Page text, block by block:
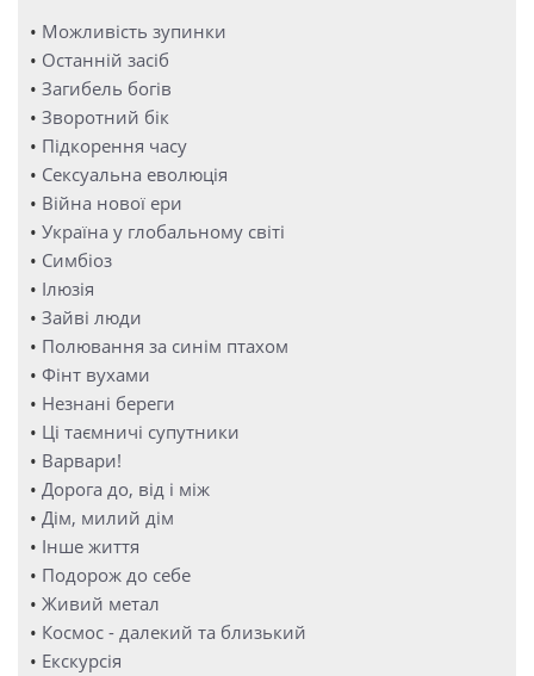
• Можливість зупинки
• Останній засіб
• Загибель богів
• Зворотний бік
• Підкорення часу
• Сексуальна еволюція
• Війна нової ери
• Україна у глобальному світі
• Симбіоз
• Ілюзія
• Зайві люди
• Полювання за синім птахом
• Фінт вухами
• Незнані береги
• Ці таємничі супутники
• Варвари!
• Дорога до, від і між
• Дім, милий дім
• Інше життя
• Подорож до себе
• Живий метал
• Космос - далекий та близький
• Екскурсія